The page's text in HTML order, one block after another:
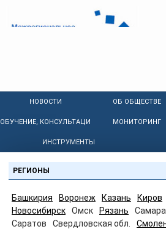
НОВОСТИ ОБ ОБЩЕСТВЕ
ОБУЧЕНИЕ, КОНСУЛЬТАЦИИ МОНИТОРИНГ
ИНСТРУМЕНТЫ
РЕГИОНЫ
Башкирия Воронеж Казань Киров
Новосибирск
Омск Рязань Самара
Саратов
Свердловская обл.